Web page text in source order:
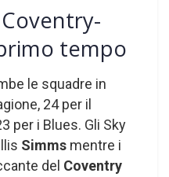
tempo
le squadre in
24 per il
per i Blues. Gli Sky
Simms mentre i
del Coventry